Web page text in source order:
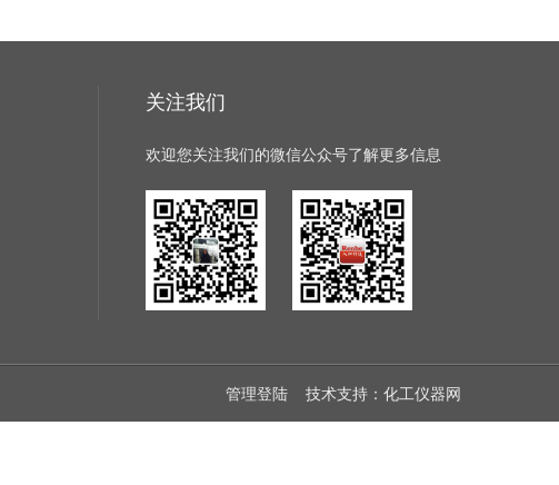
关注我们
欢迎您关注我们的微信公众号了解更多信息
管理登陆 技术支持： 化工仪器网